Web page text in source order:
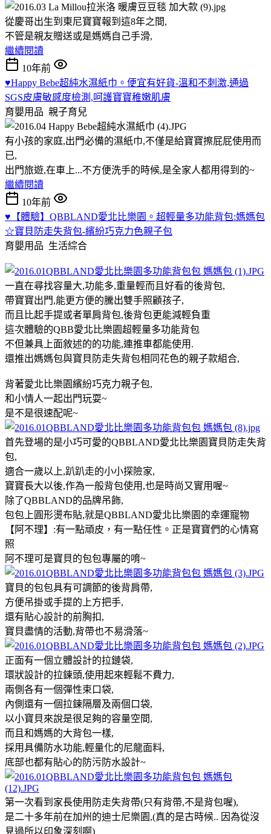
從慶哥出生到東尼寶寶報到這8年之間,
不管是親友贈送或是媽媽自己手滑,
繼續閱讀
10年前
♥Happy Bebe超純水濕紙巾。便宜有好貨-溫和不刺激,通過
SGS皮膚敏感度檢測,呵護寶寶稚嫩肌膚
育嬰用品 親子育兒
有小孩的家庭,出門必備的濕紙巾,不僅是給寶寶擦屁屁使用而
已,
出門旅遊,在車上...不方便洗手的時候,是全家人都用得到的~
繼續閱讀
10年前
♥【體驗】QBBLAND愛北比樂園。超輕量多功能背包:媽媽包
☆寶貝防走失背包-繽紛巧克力色親子包
育嬰用品 生活綜合
一直在尋找容量大,功能多,重量輕而且好看的後背包,
帶寶寶出門,能更方便的騰出雙手照顧孩子,
而且比起手提或者單肩背包,後背包更能減輕負重
這次體驗的QBB愛北比樂園超輕量多功能背包
不但兼具上面敘述的的功能,連推車都能使用.
還推出媽媽包與寶貝防走失背包相同花色的親子款組合,
背著愛北比樂園繽紛巧克力親子包,
和小情人一起出門玩耍~
是不是很速配呢~
首先登場的是小巧可愛的QBBLAND愛北比樂園寶貝防走失背
包,
適合一歲以上,趴趴走的小小探險家,
寶寶長大以後,作為一般背包使用,也是時尚又實用喔~
除了QBBLAND的品牌吊飾,
包包上圓形燙布貼,就是QBBLAND愛北比樂園的幸運寵物
【阿不理】:有一點頑皮，有一點任性。正是寶寶們的心情寫
照
阿不理可是寶貝的包包專屬的唷~
寶貝的包包具有可調節的後背肩帶,
方便吊掛或手提的上方把手,
還有貼心設計的前胸扣,
寶貝盡情的活動,背帶也不易滑落~
正面有一個立體設計的拉鏈袋,
環狀設計的拉鍊頭,使用起來輕鬆不費力,
兩側各有一個彈性束口袋,
內側還有一個拉鍊隔層及兩個口袋,
以小寶貝來說是很足夠的容量空間,
而且和媽媽的大背包一樣,
採用具備防水功能,輕量化的尼龍面料,
底部也都有貼心的防污防水設計~
第一次看到家長使用防走失背帶(只有背帶,不是背包喔),
是二十多年前在加州的迪士尼樂園,(真的是古時候.. 因為從沒
見過所以印象深刻啊)